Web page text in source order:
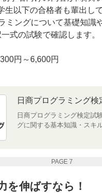
生以下の合格者も輩出し
ミングについて基礎知識
式の試験で確認します。
円～6,600円
日商プログラミング検
日商プログラミング検定試
グに関する基本知識・スキ
PAGE 7
を伸ばすなら！